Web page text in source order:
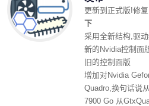
更新到正式版!修
下
采用全新结构,驱
新的Nvidia控制面
旧的控制面版
增加对Nvidia
Quadro,换句话说
7900 Go 从